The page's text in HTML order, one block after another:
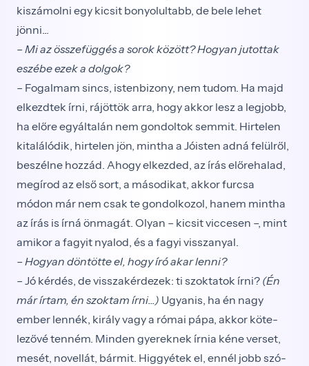
kiszámolni egy kicsit bonyolultabb, de bele lehet
jönni...
– Mi az összefüggés a sorok között? Hogyan jutottak
eszébe ezek a dolgok?
– Fogalmam sincs, istenbizony, nem tudom. Ha majd
elkezdtek írni, rájöttök arra, hogy akkor lesz a legjobb,
ha előre egyáltalán nem gondoltok semmit. Hirtelen
kitalálódik, hirtelen jön, mintha a Jóisten adná felülről,
beszélne hozzád. Ahogy elkezded, az írás előrehalad,
megírod az első sort, a másodikat, ak­kor furcsa
módon már nem csak te gondolkozol, ha­nem mintha
az írás is írná önmagát. Olyan – kicsit viccesen –, mint
amikor a fagyit nyalod, és a fagyi visszanyal.
– Hogyan döntötte el, hogy író akar lenni?
– Jó kérdés, de visszakérdezek: ti szoktatok írni? (Én
már írtam, én szoktam írni...) Ugyanis, ha én nagy
ember lennék, király vagy a római pápa, akkor köte­
lezővé tenném. Minden gyereknek írnia kéne verset,
mesét, novellát, bármit. Higgyétek el, ennél jobb szó­